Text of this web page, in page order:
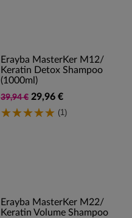
Erayba MasterKer M12/
Keratin Detox Shampoo
(1000ml)
39,94 € 29,96 €
(1)
Erayba MasterKer M22/
Keratin Volume Shampoo